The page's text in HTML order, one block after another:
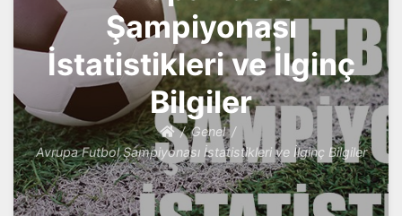
Şampiyonası
İstatistikleri ve İlginç
Bilgiler
Genel
Avrupa Futbol Şampiyonası İstatistikleri ve İlginç Bilgiler